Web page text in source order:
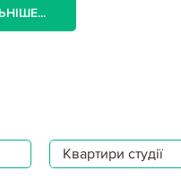
Квартири студії